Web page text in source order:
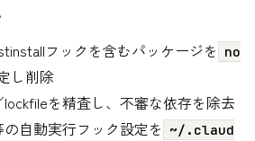
フックを含むパッケージを no
し削除
lockfileを精査し、不審な依存を除去
の自動実行フック設定を ~/.claud